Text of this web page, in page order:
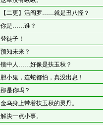
【二更】活阎罗……就是丑八怪？
你是……谁？
登徒子！
预知未来？
镜中人……好像是扶玉秋？
胆小鬼，连蛇都怕，真没出息！
那是你吗？
金乌身上带着扶玉秋的灵丹。
解决一点小事。